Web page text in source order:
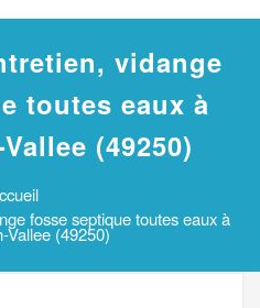
navigation
vidange
toutes eaux à
(49250)
fosse septique toutes eaux à
Vallee (49250)